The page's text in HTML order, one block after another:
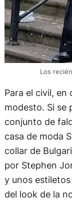
Los
Para el civil,
modesto. Si se
conjunto de
casa de moda
collar de
por Stephen
y unos
del look de la